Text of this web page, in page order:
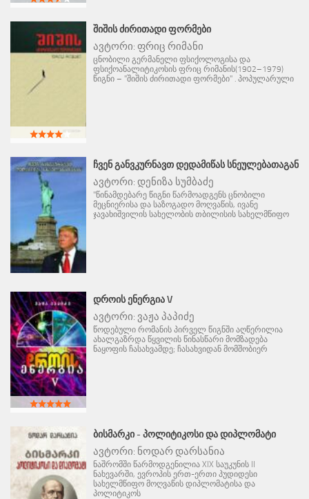
ᲨᲘᲨᲘᲡ ᲫᲘᲠᲘᲗᲐᲓᲘ ᲤᲝᲠᲛᲔᲑᲘ
ავტორი: ფრიც რიმანი
ცნობილი გერმანელი ფსიქოლოგისა და
ფსიქოანალიტიკოსის ფრიც რიმანის(1902–1979)
წიგნი – "შიშის ძირითადი ფორმები" . პოპულარული
ᲩᲕᲔᲜ ᲒᲐᲜᲕᲙᲣᲠᲜᲐᲕᲗ ᲓᲔᲓᲐᲛᲘᲬᲐᲡ ᲡᲜᲔᲣᲚᲔᲑᲐᲗᲐᲒᲐᲜ
ავტორი: დენიზა სუმბაძე
"წინამდებარე წიგნი წარმოადგენს ცნობილი
მეცნიერისა და საზოგადო მოღვაწის, ივანე
ჯავახიშვილის სახელობის თბილისის სახელმწიფო
ᲓᲠᲝᲘᲡ ᲔᲜᲔᲠᲒᲘᲐ V
ავტორი: ვაჟა პაპიძე
წოდებული რომანის პირველ წიგნში აღწერილია
ახალგაზრდა წყვილის წინასწარი მომზადება
ნაყოფის ჩასახვამდე; ჩასახვიდან მომშობიერ
ᲑᲘᲡᲛᲐᲠᲙᲘ - ᲞᲝᲚᲘᲢᲘᲙᲝᲡᲘ ᲓᲐ ᲓᲘᲞᲚᲝᲛᲐᲢᲘ
ავტორი: ნოდარ დარსანია
ნაშრომში წარმოდგენილია XIX საუკუნის II
ნახევარში, ევროპის ერთ-ერთი პუდიდესი
სახელმწიფო მოღვაწის დიპლომატისა და
პოლიტიკოს